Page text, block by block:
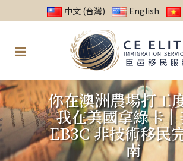
中文 (台灣) English
你在澳洲農場打工
我在美國拿綠卡
EB3C 非技術移民
南